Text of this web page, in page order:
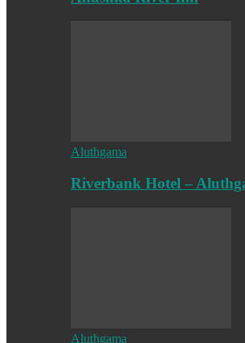
Aluthgama
Riverbank Hotel –
Aluthgama